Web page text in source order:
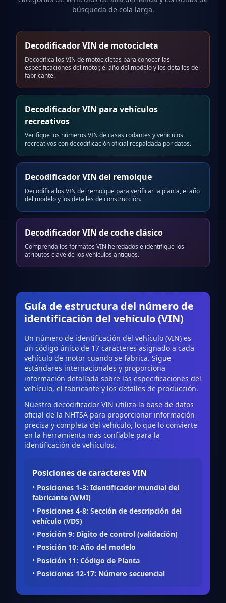
búsqueda de cola larga.
Decodificador VIN de motocicleta
Decodifica los VIN de motocicletas para conocer las
especificaciones del motor, el año del modelo y los detalles del
fabricante.
Decodificador VIN para vehículos
recreativos
Verifique los números VIN de casas rodantes y vehículos
recreativos con decodificación oficial respaldada por datos.
Decodificador VIN del remolque
Decodifica los VIN del remolque para verificar la planta, el año
del modelo y los detalles de construcción.
Decodificador VIN de coche clásico
Comprenda los formatos VIN heredados e identifique los
atributos clave de los vehículos antiguos.
Guía de estructura del número de
identificación del vehículo (VIN)
Un número de identificación del vehículo (VIN) es
un código único de 17 caracteres asignado a cada
vehículo de motor cuando se fabrica. Sigue
estándares internacionales y proporciona
información detallada sobre las especificaciones del
vehículo, el fabricante y los detalles de producción.
Nuestro decodificador VIN utiliza la base de datos
oficial de la NHTSA para proporcionar información
precisa y completa del vehículo, lo que lo convierte
en la herramienta más confiable para la
identificación de vehículos.
Posiciones de caracteres VIN
• Posiciones 1-3: Identificador mundial del
fabricante (WMI)
• Posiciones 4-8: Sección de descripción del
vehículo (VDS)
• Posición 9: Dígito de control (validación)
• Posición 10: Año del modelo
• Posición 11: Código de Planta
• Posiciones 12-17: Número secuencial